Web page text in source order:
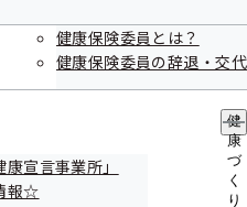
健康保険委員とは？
健康保険委員の辞退・交代
健
康
づ
く
り
宣言事業所」
報☆
事に対するモチベーション
ます。
の向上！